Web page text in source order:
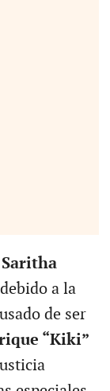
Saritha
a la
de ser
“Kiki”